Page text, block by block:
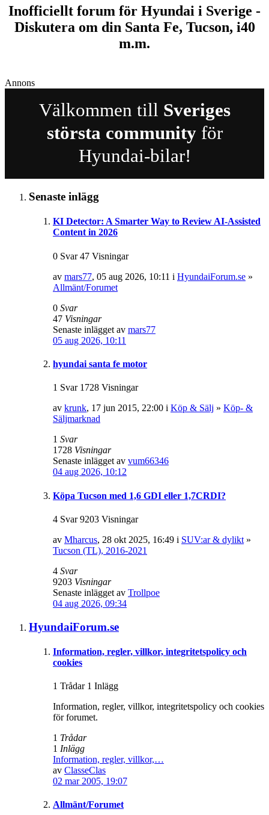
Inofficiellt forum för Hyundai i Sverige -
Diskutera om din Santa Fe, Tucson, i40
m.m.
Annons
Välkommen till Sveriges
största communityför
Hyundai-bilar!
Senaste inlägg
KI Detector: A Smarter Way to Review AI-Assisted
Content in 2026
0 Svar 47 Visningar
av mars77, 05 aug 2026, 10:11 i HyundaiForum.se »
Allmänt/Forumet
0 Svar
47 Visningar
Senaste inlägget av mars77
05 aug 2026, 10:11
hyundai santa fe motor
1 Svar 1728 Visningar
av krunk, 17 jun 2015, 22:00 i Köp & Sälj » Köp- &
Säljmarknad
1 Svar
1728 Visningar
Senaste inlägget av vum66346
04 aug 2026, 10:12
Köpa Tucson med 1,6 GDI eller 1,7CRDI?
4 Svar 9203 Visningar
av Mharcus, 28 okt 2025, 16:49 i SUV:ar & dylikt »
Tucson (TL), 2016-2021
4 Svar
9203 Visningar
Senaste inlägget av Trollpoe
04 aug 2026, 09:34
HyundaiForum.se
Information, regler, villkor, integritetspolicy och
cookies
1 Trådar 1 Inlägg
Information, regler, villkor, integritetspolicy och cookies
för forumet.
1 Trådar
1 Inlägg
Information, regler, villkor,…
av ClasseClas
02 mar 2005, 19:07
Allmänt/Forumet